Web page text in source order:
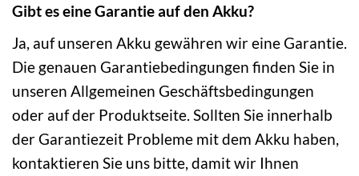
Gibt es eine Garantie auf den Akku?
Ja, auf unseren Akku gewähren wir eine Garantie.
Die genauen Garantiebedingungen finden Sie in
unseren Allgemeinen Geschäftsbedingungen
oder auf der Produktseite. Sollten Sie innerhalb
der Garantiezeit Probleme mit dem Akku haben,
kontaktieren Sie uns bitte, damit wir Ihnen